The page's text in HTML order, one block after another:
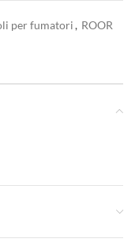
per fumatori, ROOR